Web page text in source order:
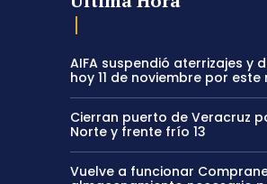
AIFA suspendió aterrizajes y
hoy 11 de noviembre por este
Cierran puerto de Veracruz
Norte y frente frío 13
Vuelve a funcionar